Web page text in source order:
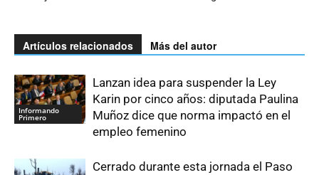
Artículos relacionados Más del autor
Informando
Primero
Lanzan idea para suspender la Ley
Karin por cinco años: diputada Paulina
Muñoz dice que norma impactó en el
empleo femenino
Cerrado durante esta jornada el Paso